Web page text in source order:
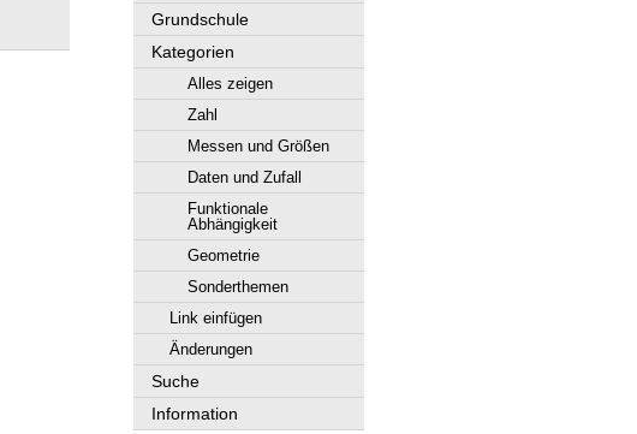
Grundschule
Kategorien
Alles zeigen
Zahl
Messen und Größen
Daten und Zufall
Funktionale
Abhängigkeit
Geometrie
Sonderthemen
Link einfügen
Änderungen
Suche
Information